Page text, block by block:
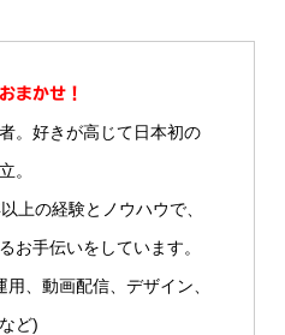
まかせ！
。好きが高じて日本初の
。
上の経験とノウハウで、
お手伝いをしています。
、動画配信、デザイン、
ど)